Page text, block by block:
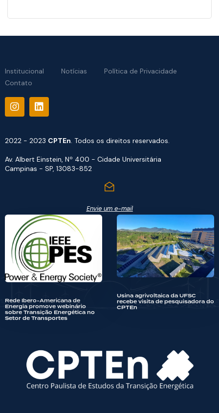
Institucional Notícias
Política de Privacidade
Contato
2022 - 2023 CPTEn. Todos os direitos reservados.
Av. Albert Einstein, Nº 400 - Cidade Universitária
Campinas - SP, 13083-852
Envie um e-mail
Rede Ibero-Americana de
Energia promove webinário
sobre Transição Energética no
Setor de Transportes
Usina agrivoltaica da UFSC
recebe visita de pesquisadora do
CPTEn